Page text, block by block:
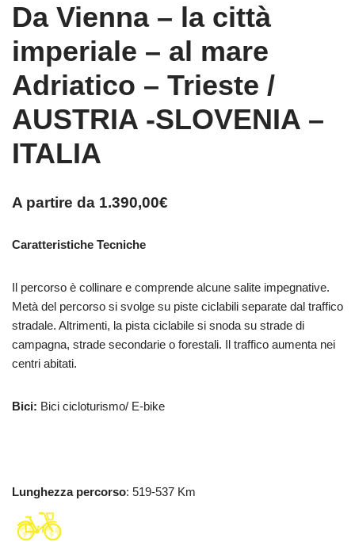
Da Vienna – la città
imperiale – al mare
Adriatico – Trieste /
AUSTRIA -SLOVENIA –
ITALIA
A partire da 1.390,00€
Caratteristiche Tecniche
Il percorso è collinare e comprende alcune salite impegnative.
Metà del percorso si svolge su piste ciclabili separate dal traffico
stradale. Altrimenti, la pista ciclabile si snoda su strade di
campagna, strade secondarie o forestali. Il traffico aumenta nei
centri abitati.
Bici: Bici cicloturismo/ E-bike
Lunghezza percorso: 519-537 Km